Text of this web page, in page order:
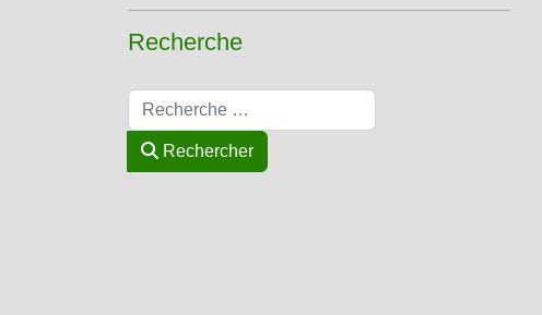
Recherche
Rechercher
Rechercher